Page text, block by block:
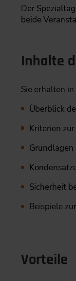
Der
beide
Inhalte
Sie erhalten
Überblick
Kriterien
Sicherheit
Beispiele
Vorteile